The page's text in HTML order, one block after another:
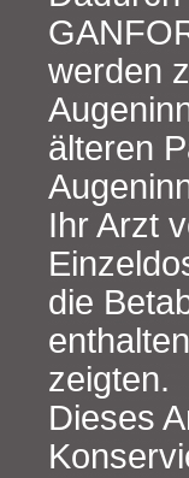
werden
älteren
Ihr Arzt
die
zeigten.
Dieses